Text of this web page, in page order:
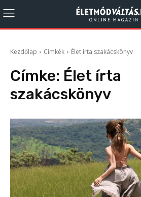
Kezdőlap Címkék Élet írta szakácskönyv
Címke: Élet írta
szakácskönyv